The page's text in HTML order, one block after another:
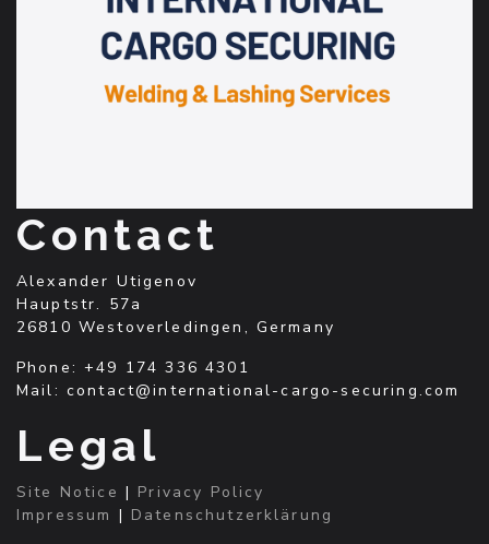
Contact
Alexander Utigenov
Hauptstr. 57a
26810 Westoverledingen, Germany
Phone: +49 174 336 4301
Mail: contact@international-cargo-securing.com
Legal
Site Notice | Privacy Policy
Impressum | Datenschutzerklärung